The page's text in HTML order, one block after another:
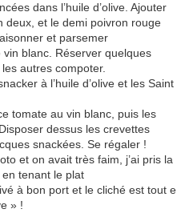
dans l’huile d’olive. Ajouter
deux, et le demi poivron rouge
et parsemer
vin blanc. Réserver quelques
autres compoter.
à l’huile d’olive et les Saint
tomate au vin blanc, puis les
dessus les crevettes
snackées. Se régaler !
et on avait très faim, j’ai pris la
tenant le plat
à bon port et le cliché est tout e
» !